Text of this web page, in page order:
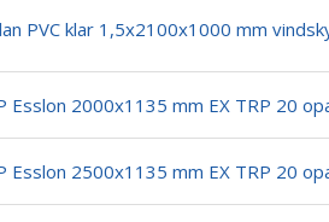
PVC klar 1,5x2100x1000 mm
Esslon 2000x1135 mm EX TRP 20
Esslon 2500x1135 mm EX TRP 20